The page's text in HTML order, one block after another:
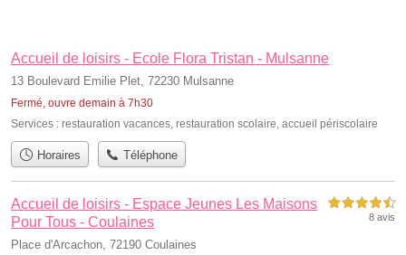
Accueil de loisirs - Ecole Flora Tristan - Mulsanne
13 Boulevard Emilie Plet, 72230 Mulsanne
Fermé, ouvre demain à 7h30
Services : restauration vacances, restauration scolaire, accueil périscolaire
Horaires Téléphone
Accueil de loisirs - Espace Jeunes Les Maisons
Pour Tous - Coulaines
Place d'Arcachon, 72190 Coulaines
4,5 étoiles sur 5
8 avis